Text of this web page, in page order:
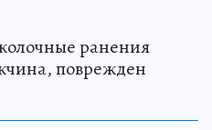
ранения
поврежден